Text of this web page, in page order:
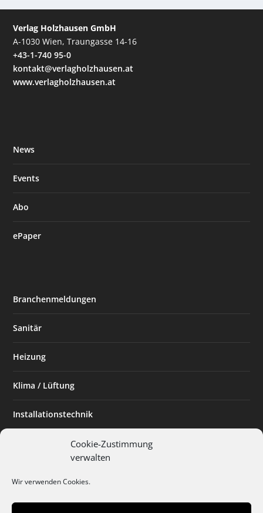
Cookie-Zustimmung
verwalten
Wir verwenden Cookies.
Verlag Holzhausen GmbH
A-1030 Wien, Traungasse 14-16
+43-1-740 95-0
kontakt@verlagholzhausen.at
www.verlagholzhausen.at
News
Events
Abo
ePaper
Branchenmeldungen
Sanitär
Heizung
Klima / Lüftung
Installationstechnik
Planen & Bauen
Installateur des Monats